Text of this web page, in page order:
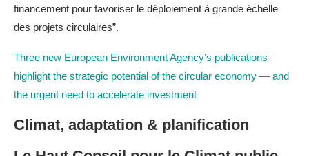
financement pour favoriser le déploiement à grande échelle
des projets circulaires”.
Three new European Environment Agency’s publications
highlight the strategic potential of the circular economy — and
the urgent need to accelerate investment
Climat, adaptation & planification